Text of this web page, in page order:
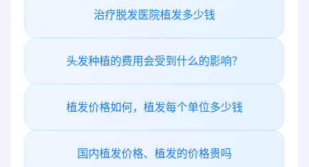
治疗脱发医院植发多少钱
头发种植的费用会受到什么的影响？
植发价格如何，植发每个单位多少钱
国内植发价格、植发的价格贵吗